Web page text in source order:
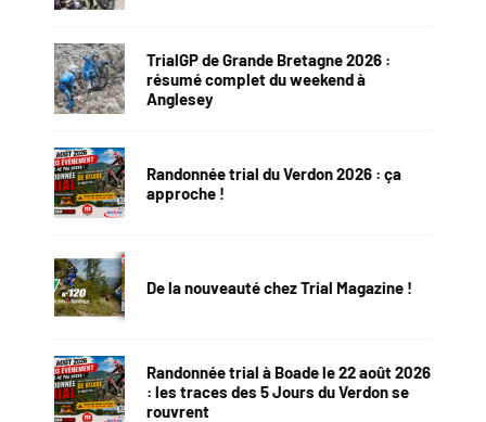
TrialGP de Grande Bretagne 2026 :
résumé complet du weekend à
Anglesey
Randonnée trial du Verdon 2026 : ça
approche !
De la nouveauté chez Trial Magazine !
Randonnée trial à Boade le 22 août 2026
: les traces des 5 Jours du Verdon se
rouvrent